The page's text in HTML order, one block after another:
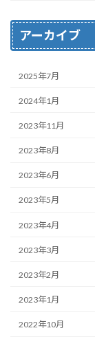
アーカイブ
2025年7月
2024年1月
2023年11月
2023年8月
2023年6月
2023年5月
2023年4月
2023年3月
2023年2月
2023年1月
2022年10月